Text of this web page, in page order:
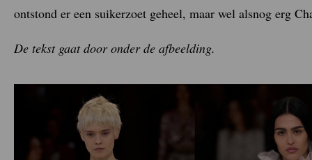
ontstond er een suikerzoet geheel, maar wel alsnog erg
De tekst gaat door onder de afbeelding.